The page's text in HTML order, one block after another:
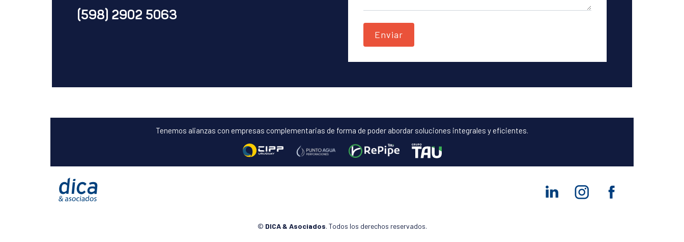
(598) 2902 5063
Tenemos alianzas con empresas complementarias de forma de poder abordar soluciones integrales y eficientes.
© DICA & Asociados. Todos los derechos reservados.